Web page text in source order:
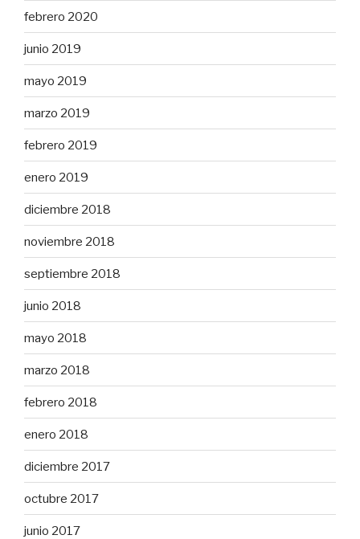
febrero 2020
junio 2019
mayo 2019
marzo 2019
febrero 2019
enero 2019
diciembre 2018
noviembre 2018
septiembre 2018
junio 2018
mayo 2018
marzo 2018
febrero 2018
enero 2018
diciembre 2017
octubre 2017
junio 2017